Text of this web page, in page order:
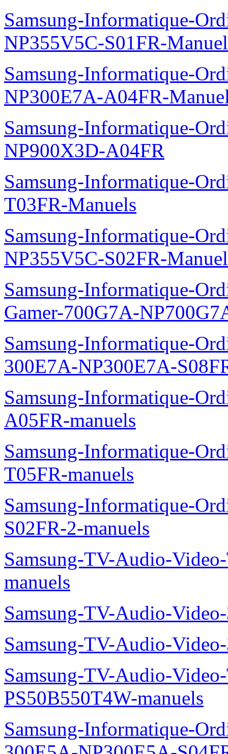
Samsung-Informatique-
NP355V5C-S01FR-
Samsung-Informatique-
NP300E7A-A04FR-
Samsung-Informatique-
NP900X3D-A04FR
Samsung-Informatique-
T03FR-Manuels
Samsung-Informatique-
NP355V5C-S02FR-
Samsung-Informatique-
Gamer-700G7A-
Samsung-Informatique-
300E7A-NP300E7A-
Samsung-Informatique-
A05FR-manuels
Samsung-Informatique-
T05FR-manuels
Samsung-Informatique-
S02FR-2-manuels
Samsung-TV-Audio-
manuels
Samsung-TV-Audio-
Samsung-TV-Audio-
Samsung-TV-Audio-
PS50B550T4W-manuels
Samsung-Informatique-